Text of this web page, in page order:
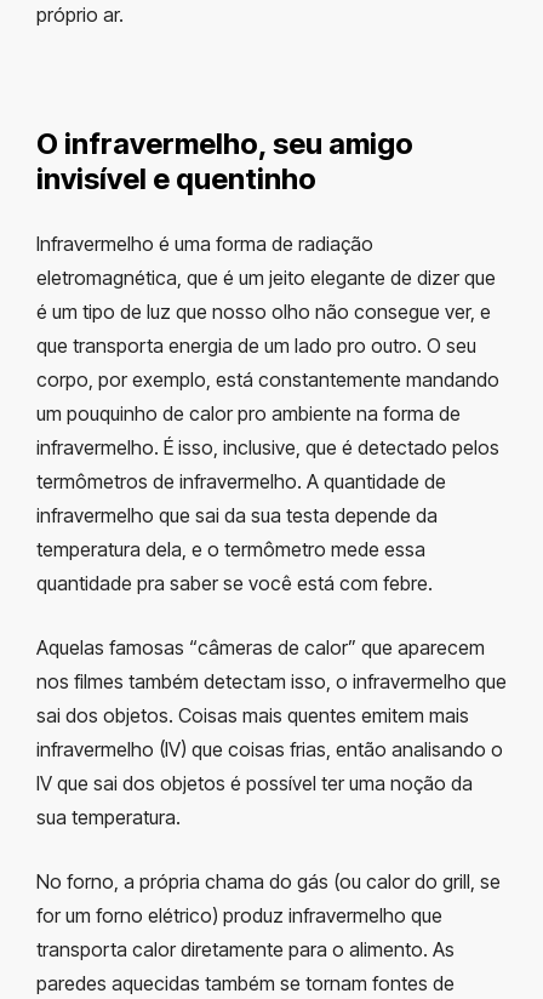
próprio ar.
O infravermelho, seu amigo
invisível e quentinho
Infravermelho é uma forma de radiação
eletromagnética, que é um jeito elegante de dizer que
é um tipo de luz que nosso olho não consegue ver, e
que transporta energia de um lado pro outro. O seu
corpo, por exemplo, está constantemente mandando
um pouquinho de calor pro ambiente na forma de
infravermelho. É isso, inclusive, que é detectado pelos
termômetros de infravermelho. A quantidade de
infravermelho que sai da sua testa depende da
temperatura dela, e o termômetro mede essa
quantidade pra saber se você está com febre.
Aquelas famosas “câmeras de calor” que aparecem
nos filmes também detectam isso, o infravermelho que
sai dos objetos. Coisas mais quentes emitem mais
infravermelho (IV) que coisas frias, então analisando o
IV que sai dos objetos é possível ter uma noção da
sua temperatura.
No forno, a própria chama do gás (ou calor do grill, se
for um forno elétrico) produz infravermelho que
transporta calor diretamente para o alimento. As
paredes aquecidas também se tornam fontes de